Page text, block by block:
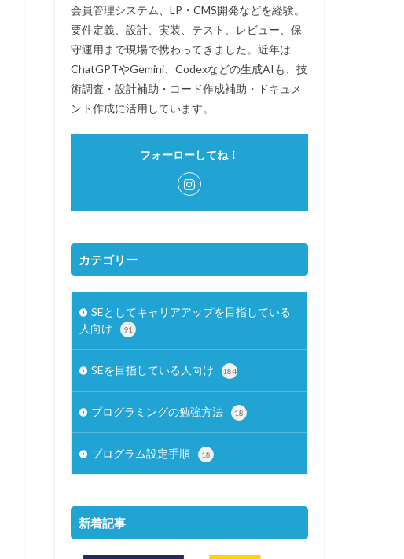
会員管理システム、LP・CMS開発などを経験。
要件定義、設計、実装、テスト、レビュー、保
守運用まで現場で携わってきました。近年は
ChatGPTやGemini、Codexなどの生成AIも、技
術調査・設計補助・コード作成補助・ドキュメ
ント作成に活用しています。
フォーローしてね！
カテゴリー
SEとしてキャリアアップを目指している
人向け
91
SEを目指している人向け 184
プログラミングの勉強方法 18
プログラム設定手順 18
新着記事